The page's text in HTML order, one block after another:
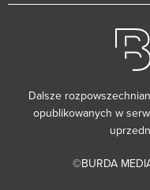
Dalsze
opublikowanych w
©BURDA